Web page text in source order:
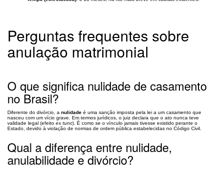
Perguntas frequentes sobre
anulação matrimonial
O que significa nulidade de casamento
no Brasil?
Diferente do divórcio, a nulidade é uma sanção imposta pela lei a um casamento que
nasceu com um vício grave. Em termos jurídicos, o juiz declara que o ato nunca teve
validade legal (efeito ex tunc). É como se o vínculo jamais tivesse existido perante o
Estado, devido à violação de normas de ordem pública estabelecidas no Código Civil.
Qual a diferença entre nulidade,
anulabilidade e divórcio?